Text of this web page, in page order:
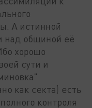
А истинной
над общиной её
хорошо
сути и
как секта) есть
контроля